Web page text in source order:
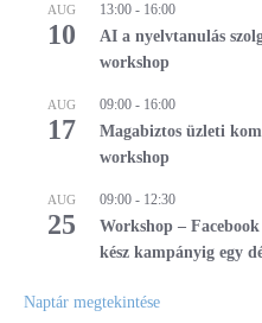
AUG
10
13:00 - 16:00
AI a nyelvtanulás
workshop
AUG
17
09:00 - 16:00
Magabiztos üzleti
workshop
AUG
25
09:00 - 12:30
Workshop –
kész kampányig egy
Naptár megtekintése